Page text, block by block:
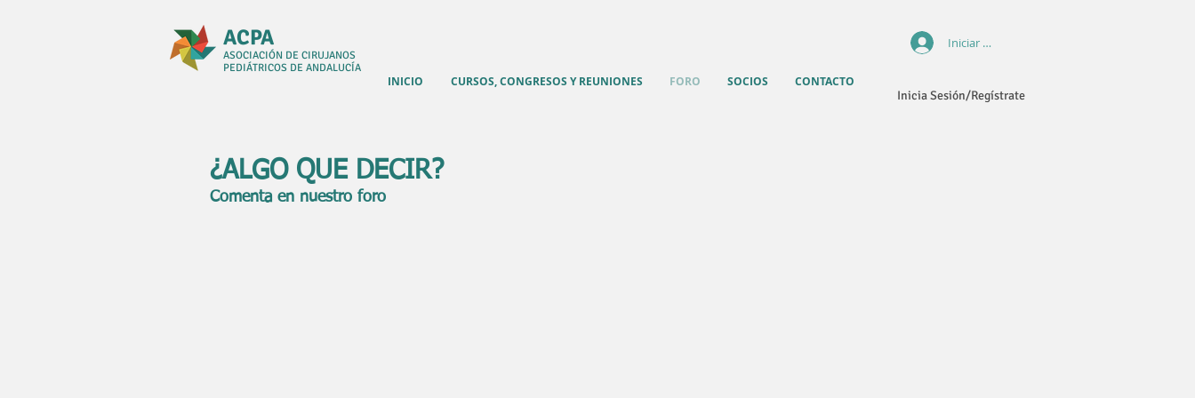
ACPA
ASOCIACIÓN DE CIRUJANOS
PEDIÁTRICOS DE ANDALUCÍA
INICIO CURSOS, CONGRESOS Y REUNIONES FORO SOCIOS CONTACTO
Iniciar sesión
Inicia Sesión/Regístrate
¿ALGO QUE DECIR?
Comenta en nuestro foro